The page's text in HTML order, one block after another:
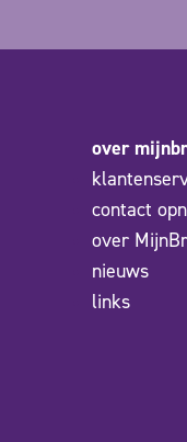
over
contact
over
nieuws
links